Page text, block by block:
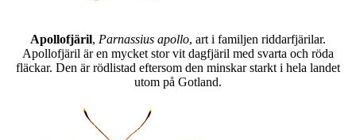
Apollofjäril, Parnassius apollo, art i familjen riddarfjärilar.
Apollofjäril är en mycket stor vit dagfjäril med svarta och röda
fläckar. Den är rödlistad eftersom den minskar starkt i hela landet
utom på Gotland.